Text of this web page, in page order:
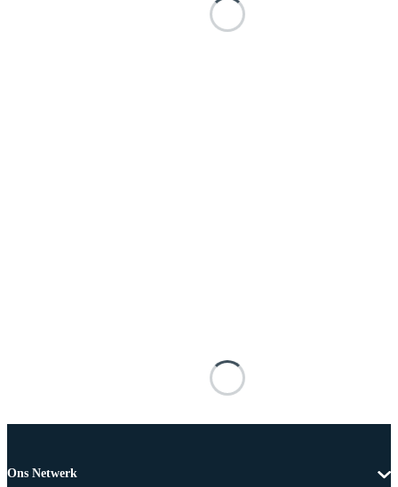
Ons Netwerk